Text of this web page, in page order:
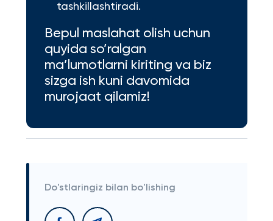
tashkillashtiradi.
Bepul maslahat olish uchun
quyida so’ralgan
ma’lumotlarni kiriting va biz
sizga ish kuni davomida
murojaat qilamiz!
Do'stlaringiz bilan bo'lishing